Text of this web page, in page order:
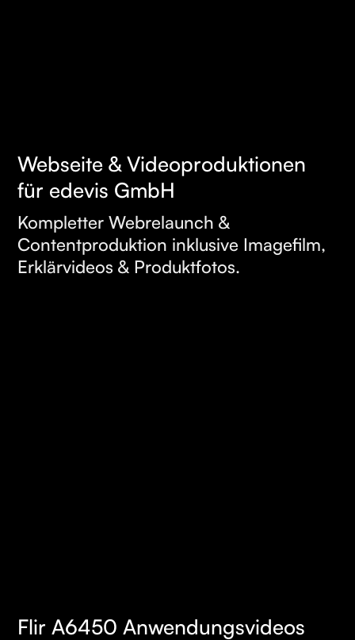
MEHR
ERFAHREN
Webseite & Videoproduktionen
für edevis GmbH
Kompletter Webrelaunch &
Contentproduktion inklusive Imagefilm,
Erklärvideos & Produktfotos.
Flir A6450 Anwendungsvideos